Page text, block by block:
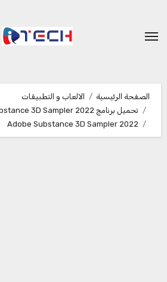
المحتوى
الصفحة الرئيسية
الالعاب و التطبيقات
تحميل برنامج Adobe Substance 3D Sampler 2022
Adobe Substance 3D Sampler 2022